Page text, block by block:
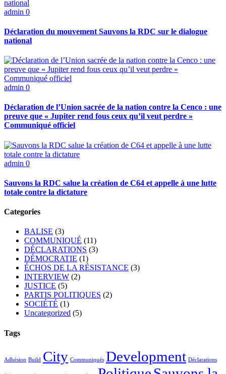
admin 0
Déclaration du mouvement Sauvons la RDC sur le dialogue
national
admin 0
Déclaration de l’Union sacrée de la nation contre la Cenco : une
preuve que « Jupiter rend fous ceux qu’il veut perdre »
Communiqué officiel
admin 0
Sauvons la RDC salue la création de C64 et appelle à une lutte
totale contre la dictature
Categories
BALISE (3)
COMMUNIQUÉ (11)
DÉCLARATIONS (3)
DÉMOCRATIE (1)
ÉCHOS DE LA RÉSISTANCE (3)
INTERVIEW (2)
JUSTICE (5)
PARTIS POLITIQUES (2)
SOCIÉTÉ (1)
Uncategorized (5)
Tags
Adhésion Build City Communiqués Development Déclarations